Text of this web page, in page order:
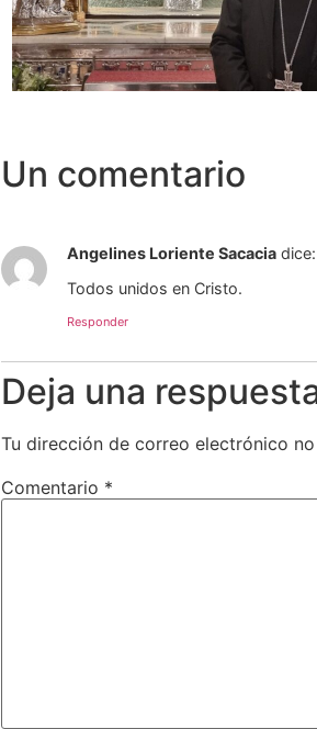
Un comentario
Angelines Loriente Sacacia dice:
Todos unidos en Cristo.
Responder
Deja una
Tu dirección de correo electrónico
Comentario *